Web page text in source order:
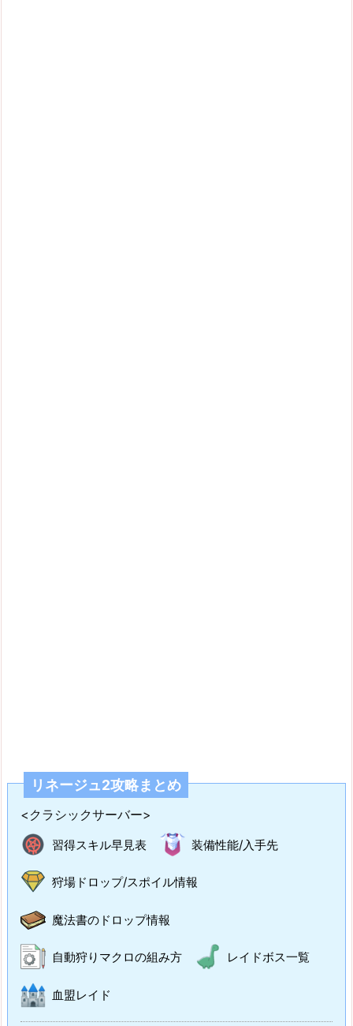
リネージュ2攻略まとめ
<クラシックサーバー>
習得スキル早見表 装備性能/入手先
狩場ドロップ/スポイル情報
魔法書のドロップ情報
自動狩りマクロの組み方 レイドボス一覧
血盟レイド